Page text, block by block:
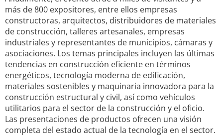
más de 800 expositores, entre ellos empresas
constructoras, arquitectos, distribuidores de materiales
de construcción, talleres artesanales, empresas
industriales y representantes de municipios, cámaras y
asociaciones. Los temas principales incluyen las últimas
tendencias en construcción eficiente en términos
energéticos, tecnología moderna de edificación,
materiales sostenibles y maquinaria innovadora para la
construcción estructural y civil, así como vehículos
utilitarios para el sector de la construcción y el oficio.
Las presentaciones de productos ofrecen una visión
completa del estado actual de la tecnología en el sector.